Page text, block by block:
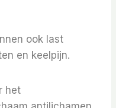
ook last
en keelpijn.
het